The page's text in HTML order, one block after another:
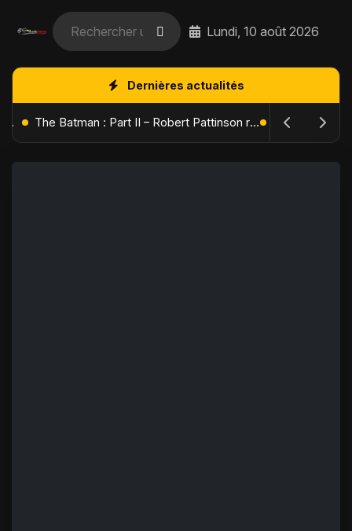
Lundi, 10 août 2026
Dernières actualités
L'Âge de Glace : Le Réveil du Volcan – Manny, Sid et Diego de retour pour une aventure explosive The Batman : Part II – Robert Pattinson replonge dans les ténèbres de Gotham dès octobre 2027